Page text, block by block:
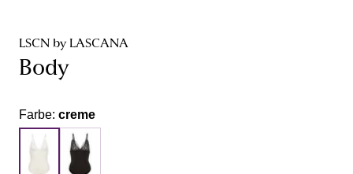
LSCN by LASCANA
Body
Farbe: creme